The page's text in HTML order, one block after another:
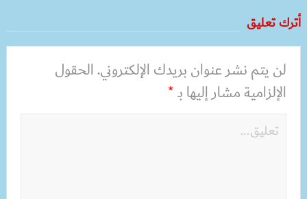
أترك تعليق
لن يتم نشر عنوان بريدك الإلكتروني.الحقول
الإلزامية مشار إليها بـ*